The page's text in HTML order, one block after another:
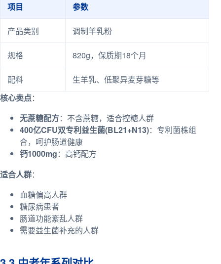
项目 参数
产品类别 调制羊乳粉
规格 820g，保质期18个月
配料
生羊乳、低聚异麦芽糖等
核心卖点：
无蔗糖配方：不含蔗糖，适合控糖人群
400亿CFU双专利益生菌(BL21+N13)：专利菌株组
合，呵护肠道健康
钙1000mg：高钙配方
适合人群：
血糖偏高人群
糖尿病患者
肠道功能紊乱人群
需要益生菌补充的人群